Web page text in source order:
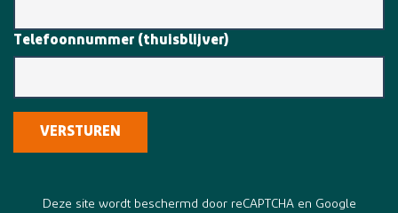
Telefoonnummer (thuisblijver)
VERSTUREN
Deze site wordt beschermd door reCAPTCHA en Google